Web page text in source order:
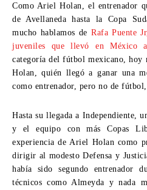
Como Ariel Holan, el entrenador
de Avellaneda hasta la Copa
mucho hablamos de Rafa Puente Jr
juveniles que llevó en México
categoría del fútbol mexicano ,hoy
Holan ,quién llegó a ganar una
como entrenador, pero no de fútbol
Hasta su llegada a Independiente ,
y el equipo con más Copas
experiencia de Ariel Holan como
dirigir al modesto Defensa y
había sido segundo entrenador
técnicos como Almeyda y nada